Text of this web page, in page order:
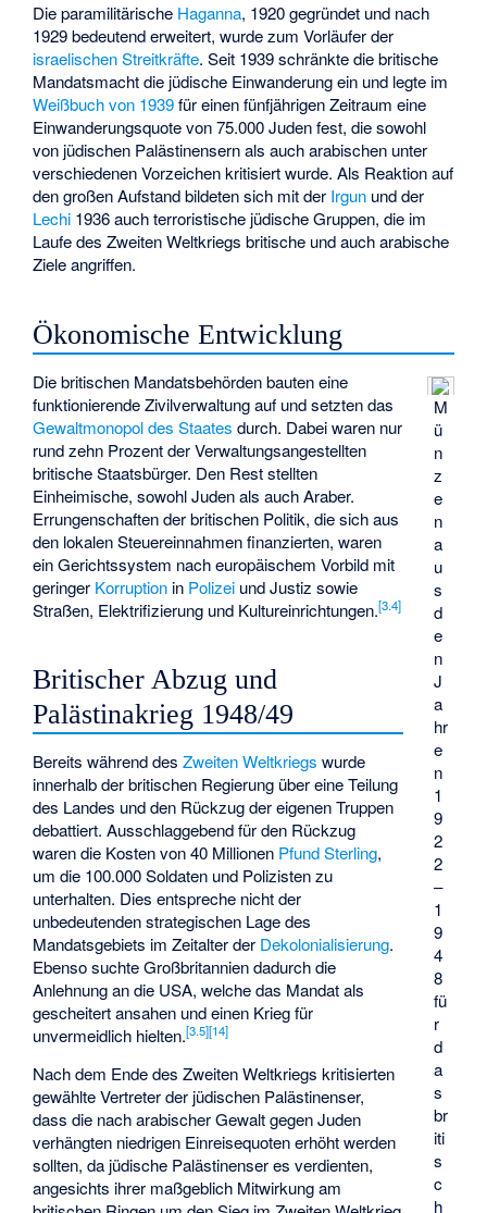
Die paramilitärische Haganna, 1920 gegründet und nach
1929 bedeutend erweitert, wurde zum Vorläufer der
israelischen Streitkräfte. Seit 1939 schränkte die britische
Mandatsmacht die jüdische Einwanderung ein und legte im
Weißbuch von 1939für einen fünfjährigen Zeitraum eine
Einwanderungsquote von 75.000 Juden fest, die sowohl
von jüdischen Palästinensern als auch arabischen unter
verschiedenen Vorzeichen kritisiert wurde. Als Reaktion auf
den großen Aufstand bildeten sich mit der Irgun und der
Lechi 1936 auch terroristische jüdische Gruppen, die im
Laufe des Zweiten Weltkriegs britische und auch arabische
Ziele angriffen.
Ökonomische Entwicklung
M
ü
n
z
e
n
a
u
s
d
e
n
J
a
hr
e
n
1
9
2
2
–
1
9
4
8
fü
r
d
a
s
br
iti
s
c
h
Die britischen Mandatsbehörden bauten eine
funktionierende Zivilverwaltung auf und setzten das
Gewaltmonopol des Staates durch. Dabei waren nur
rund zehn Prozent der Verwaltungsangestellten
britische Staatsbürger. Den Rest stellten
Einheimische, sowohl Juden als auch Araber.
Errungenschaften der britischen Politik, die sich aus
den lokalen Steuereinnahmen finanzierten, waren
ein Gerichtssystem nach europäischem Vorbild mit
geringer Korruption in Polizei und Justiz sowie
Straßen, Elektrifizierung und Kultureinrichtungen.[3.4]
Britischer Abzug und
Palästinakrieg 1948/49
Bereits während desZweiten Weltkriegs wurde
innerhalb der britischen Regierung über eine Teilung
des Landes und den Rückzug der eigenen Truppen
debattiert. Ausschlaggebend für den Rückzug
waren die Kosten von 40 Millionen Pfund Sterling,
um die 100.000 Soldaten und Polizisten zu
unterhalten. Dies entspreche nicht der
unbedeutenden strategischen Lage des
Mandatsgebiets im Zeitalter der Dekolonialisierung.
Ebenso suchte Großbritannien dadurch die
Anlehnung an die USA, welche das Mandat als
gescheitert ansahen und einen Krieg für
unvermeidlich hielten.[3.5][14]
Nach dem Ende des Zweiten Weltkriegs kritisierten
gewählte Vertreter der jüdischen Palästinenser,
dass die nach arabischer Gewalt gegen Juden
verhängten niedrigen Einreisequoten erhöht werden
sollten, da jüdische Palästinenser es verdienten,
angesichts ihrer maßgeblich Mitwirkung am